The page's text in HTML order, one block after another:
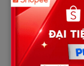
Anh nói thêm rằng
Tối hôm đó tôi suy
trở thành trò cười.
Cuối cùng tôi chọn